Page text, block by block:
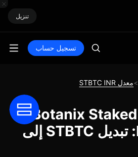
تنزيل
تسجيل حساب
>معدل STBTC INR
حاسبة تبديل Botanix Staked
Bitcoin INR: تبديل STBTC إلى